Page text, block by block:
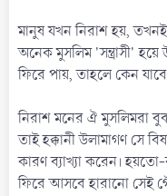
মানুষ যখন নিরাশ হয়, তখনই
অনেক মুসলিম 'সন্ত্রাসী' হয়ে
ফিরে পায়, তাহলে কেন যাবে
নিরাশ মনের ঐ মুসলিমরা
তাই হক্কানী উলামাগণ সে
কারণ ব্যাখ্যা করেন।
ফিরে আসবে হারানো সেই